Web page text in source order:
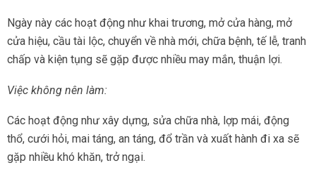
Ngày này các hoạt động như khai trương, mở cửa hàng, mở
cửa hiệu, cầu tài lộc, chuyển về nhà mới, chữa bệnh, tế lễ, tranh
chấp và kiện tụng sẽ gặp được nhiều may mắn, thuận lợi.
Việc không nên làm:
Các hoạt động như xây dựng, sửa chữa nhà, lợp mái, động
thổ, cưới hỏi, mai táng, an táng, đổ trần và xuất hành đi xa sẽ
gặp nhiều khó khăn, trở ngại.